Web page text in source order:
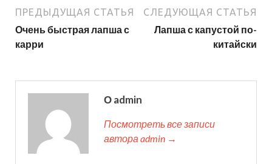
ПРЕДЫДУЩАЯ СТАТЬЯ
Очень быстрая лапша с
карри
СЛЕДУЮЩАЯ СТАТЬЯ
Лапша с капустой по-
китайски
О admin
Посмотреть все записи
автора admin →